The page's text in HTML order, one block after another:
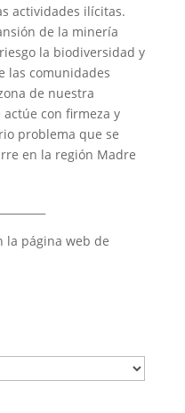
actividades ilícitas.
de la minería
la biodiversidad y
las comunidades
de nuestra
con firmeza y
problema que se
en la región Madre
la página web de